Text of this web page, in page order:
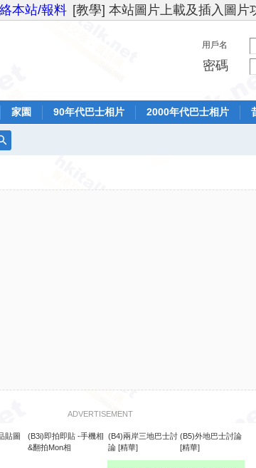
本站/報料 [教學] 本站圖片上載及插入圖片
用戶名
密碼
家園 90年代巴士相片 2000年代巴士相片
ADVERTISEMENT
貼圖
(B3i)即拍即貼 -手機相
&翻拍Mon相
(B4)兩岸三地巴士討
論 [精華]
(B5)外地巴士討論
[精華]